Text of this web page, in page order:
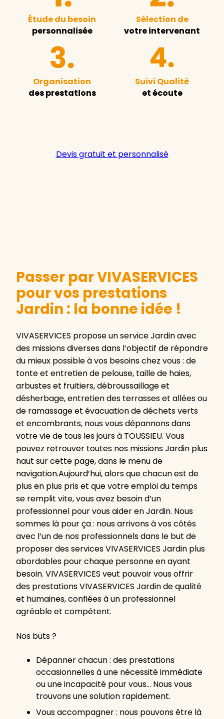
Étude du besoin
personnalisée
Sélection de
votre intervenant
Organisation
des prestations
Suivi Qualité
et écoute
Devis gratuit et personnalisé
Passer par VIVASERVICES
pour vos prestations
Jardin : la bonne idée !
VIVASERVICES propose un service Jardin avec
des missions diverses dans l’objectif de répondre
du mieux possible à vos besoins chez vous : de
tonte et entretien de pelouse, taille de haies,
arbustes et fruitiers, débroussaillage et
désherbage, entretien des terrasses et allées ou
de ramassage et évacuation de déchets verts
et encombrants, nous vous dépannons dans
votre vie de tous les jours à TOUSSIEU. Vous
pouvez retrouver toutes nos missions Jardin plus
haut sur cette page, dans le menu de
navigation.Aujourd’hui, alors que chacun est de
plus en plus pris et que votre emploi du temps
se remplit vite, vous avez besoin d’un
professionnel pour vous aider en Jardin. Nous
sommes là pour ça : nous arrivons à vos côtés
avec l’un de nos professionnels dans le but de
proposer des services VIVASERVICES Jardin plus
abordables pour chaque personne en ayant
besoin. VIVASERVICES veut pouvoir vous offrir
des prestations VIVASERVICES Jardin de qualité
et humaines, confiées à un professionnel
agréable et compétent.
Nos buts ?
Dépanner chacun : des prestations
occasionnelles à une nécessité immédiate
ou une incapacité pour vous… Nous vous
trouvons une solution rapidement.
Vous accompagner : nous pouvons être là